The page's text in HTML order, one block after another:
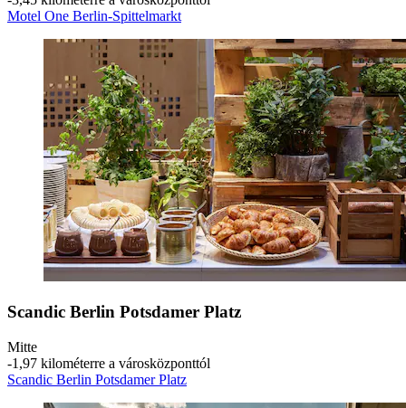
Motel One Berlin-Spittelmarkt
Scandic Berlin Potsdamer Platz
Mitte
‐1,97 kilométerre a városközponttól
Scandic Berlin Potsdamer Platz